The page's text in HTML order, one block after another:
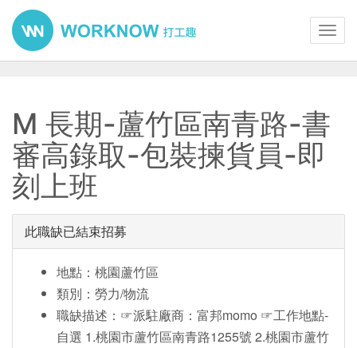
M 長期-蘆竹區南青路-書
審高錄取-包裝揀貨員-即
刻上班
此職缺已結束招募
地點：桃園蘆竹區
類別：勞力/物流
職缺描述：☞派駐廠商：富邦momo ☞工作地點-
自選 1.桃園市蘆竹區南青路1255號 2.桃園市蘆竹